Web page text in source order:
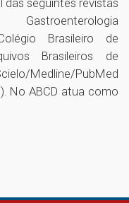
seguintes revistas
Brasileiro de
Brasileiros de
Medline/PubMed
No ABCD atua como